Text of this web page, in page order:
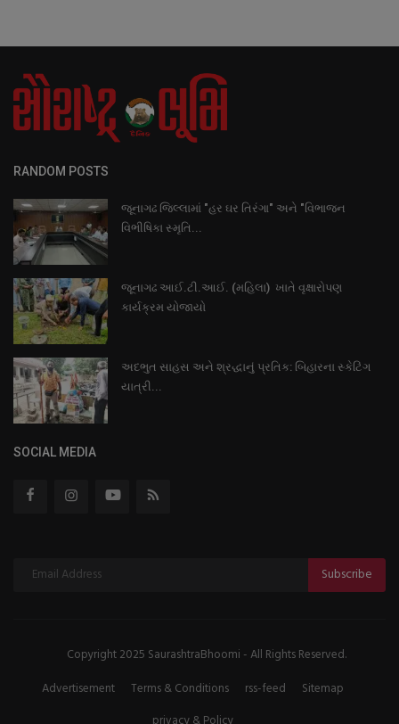
RANDOM POSTS
જૂનાગઢ જિલ્લામાં "હર ઘર તિરંગા" અને "વિભાજન
વિભીષિકા સ્મૃતિ...
જૂનાગઢ આઈ.ટી.આઈ. (મહિલા) ખાતે વૃક્ષારોપણ
કાર્યક્રમ યોજાયો
અદભુત સાહસ અને શ્રદ્ધાનું પ્રતિક: બિહારના સ્કેટિંગ
યાત્રી...
SOCIAL MEDIA
Subscribe
Copyright 2025 SaurashtraBhoomi - All Rights Reserved.
Advertisement
Terms & Conditions rss-feed
Sitemap